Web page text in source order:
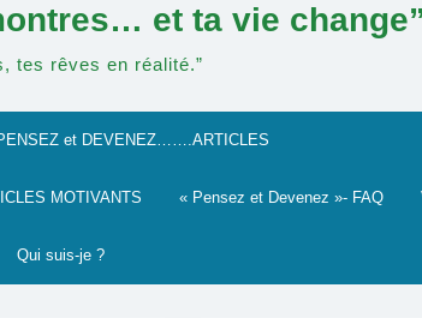
et ta vie change”
tes rêves en réalité.”
et DEVENEZ…….ARTICLES
MOTIVANTS « Pensez et Devenez »- FAQ
Qui suis-je ?